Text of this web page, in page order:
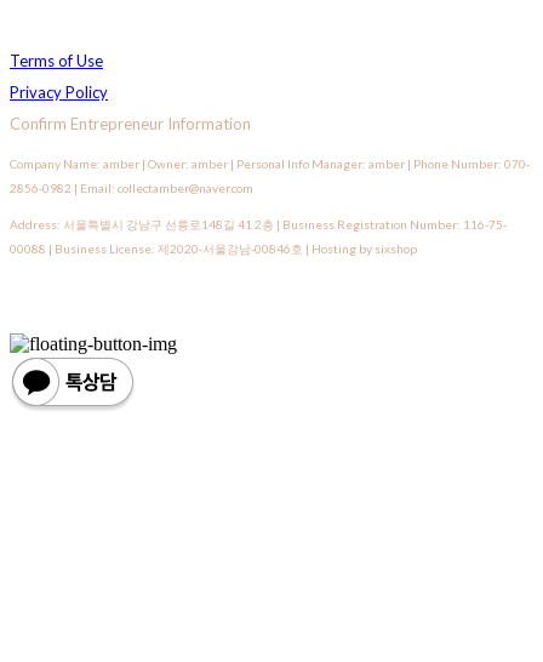
Terms of Use
Privacy Policy
Confirm Entrepreneur Information
Company Name: amber | Owner: amber | Personal Info Manager: amber | Phone Number: 070-
2856-0982 | Email: collectamber@naver.com
Address: 서울특별시 강남구 선릉로148길 41 2층 | Business Registration Number: 116-75-
00088 | Business License: 제2020-서울강남-00846호 | Hosting by sixshop